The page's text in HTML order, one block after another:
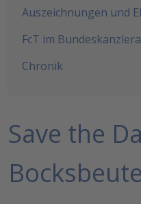
Auszeichnungen und
FcT im
Chronik
Save the